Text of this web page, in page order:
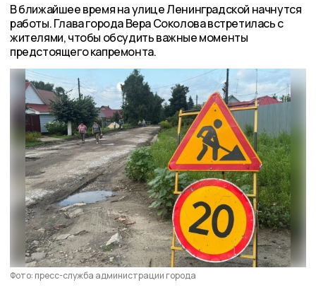
В ближайшее время на улице Ленинградской начнутся
работы. Глава города Вера Соколова встретилась с
жителями, чтобы обсудить важные моменты
предстоящего капремонта.
Фото: пресс-служба администрации города